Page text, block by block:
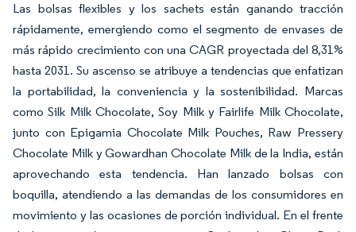
Las bolsas flexibles y los sachets están ganando tracción
rápidamente, emergiendo como el segmento de envases de
más rápido crecimiento con una CAGR proyectada del 8,31%
hasta 2031. Su ascenso se atribuye a tendencias que enfatizan
la portabilidad, la conveniencia y la sostenibilidad. Marcas
como Silk Milk Chocolate, Soy Milk y Fairlife Milk Chocolate,
junto con Epigamia Chocolate Milk Pouches, Raw Pressery
Chocolate Milk y Gowardhan Chocolate Milk de la India, están
aprovechando esta tendencia. Han lanzado bolsas con
boquilla, atendiendo a las demandas de los consumidores en
movimiento y las ocasiones de porción individual. En el frente